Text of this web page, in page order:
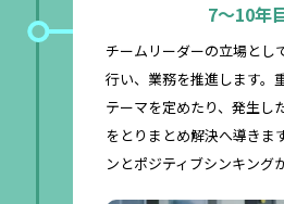
7〜10年
チームリーダーの立場とし
行い、業務を推進します。
テーマを定めたり、発生し
をとりまとめ解決へ導きま
ンとポジティブシンキング